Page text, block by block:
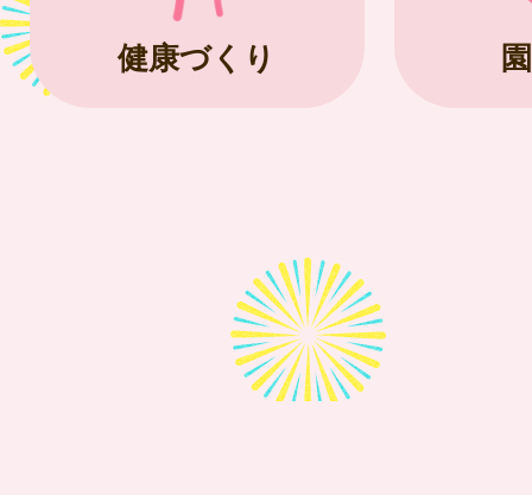
健康づくり